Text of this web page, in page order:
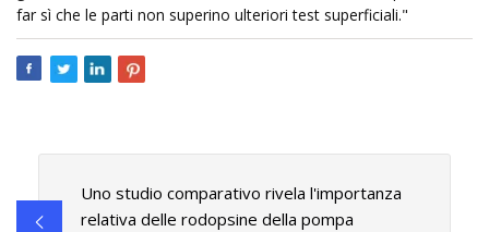
far sì che le parti non superino ulteriori test superficiali."
Uno studio comparativo rivela l'importanza
relativa delle rodopsine della pompa